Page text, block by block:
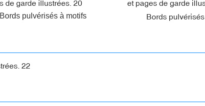
Bords pulvérisés à motifs Bords